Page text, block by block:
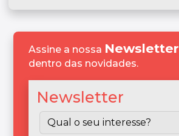
Assine a nossa Newsletter
dentro das novidades.
Newsletter